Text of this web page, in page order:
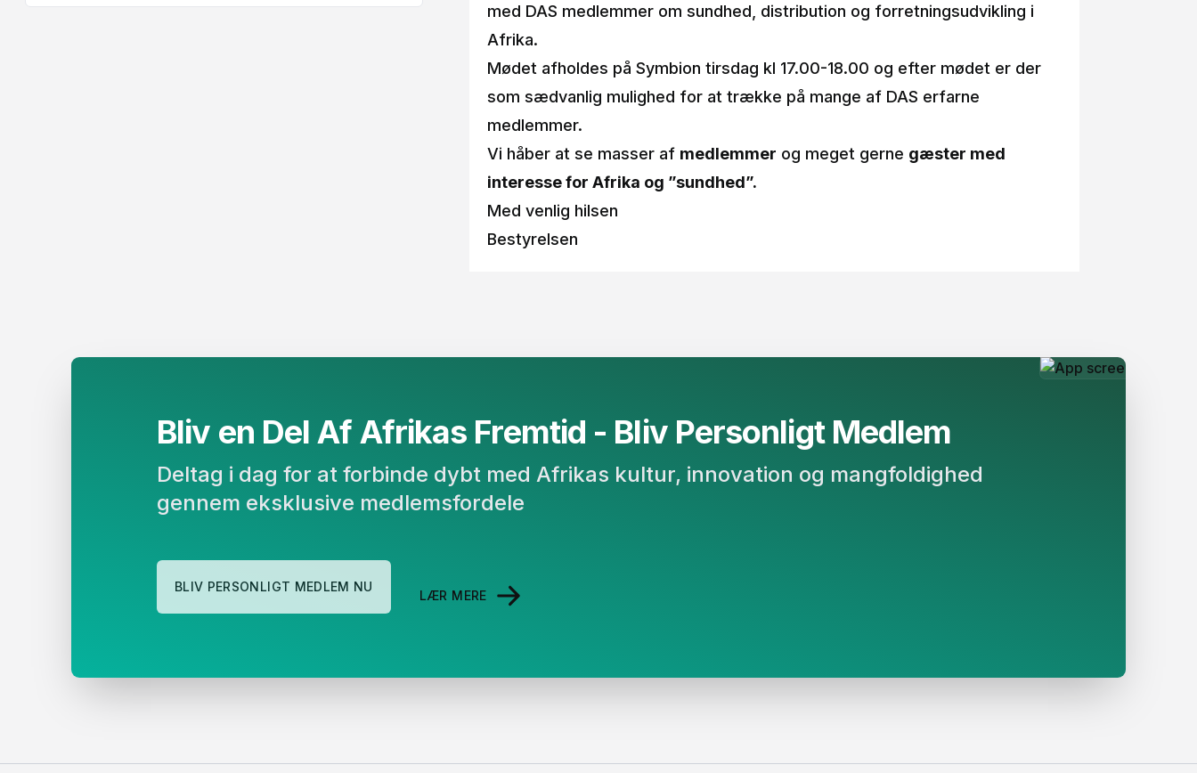
med DAS medlemmer om sundhed, distribution og forretningsudvikling i
Afrika.
Mødet afholdes på Symbion tirsdag kl 17.00-18.00 og efter mødet er der
som sædvanlig mulighed for at trække på mange af DAS erfarne
medlemmer.
Vi håber at se masser af medlemmer og meget gerne gæster med
interesse for Afrika og ”sundhed”.
Med venlig hilsen
Bestyrelsen
Bliv en Del Af Afrikas Fremtid - Bliv Personligt Medlem​​​​‌
Deltag i dag for at forbinde dybt med Afrikas kultur, innovation og mangfoldighed
gennem eksklusive medlemsfordele
BLIV PERSONLIGT MEDLEM NU
LÆR MERE